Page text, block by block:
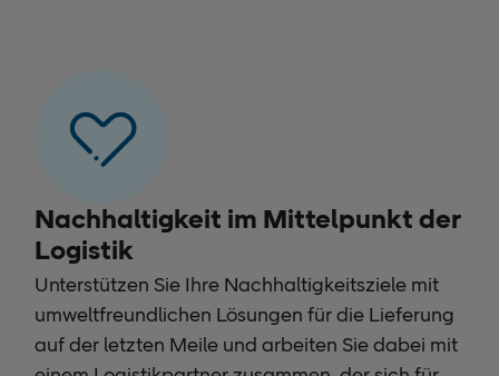
Nachhaltigkeit im Mittelpunkt der
Logistik
Unterstützen Sie Ihre Nachhaltigkeitsziele mit
umweltfreundlichen Lösungen für die Lieferung
auf der letzten Meile und arbeiten Sie dabei mit